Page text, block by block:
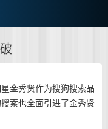
金秀贤作为搜狗搜索品
索也全面引进了金秀贤